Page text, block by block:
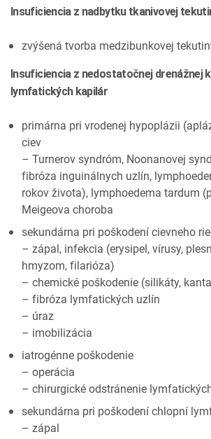
Insuficiencia z nadbytku tkanivovej
zvýšená tvorba medzibunkovej
Insuficiencia z nedostatočnej drenážnej
lymfatických kapilár
primárna pri vrodenej hypoplázii
ciev
– Turnerov syndróm, Noonanovej
fibróza inguinálnych uzlín,
rokov života), lymphoedema tardum
Meigeova choroba
sekundárna pri poškodení cievneho
– zápal, infekcia (erysipel, vírusy,
hmyzom, filarióza)
– chemické poškodenie (silikáty,
– fibróza lymfatických uzlín
– úraz
– imobilizácia
iatrogénne poškodenie
– operácia
– chirurgické odstránenie
sekundárna pri poškodení chlopní
– zápal